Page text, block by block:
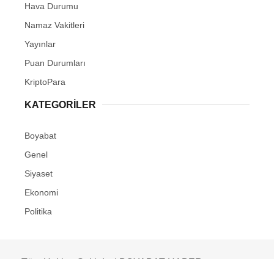
Hava Durumu
Namaz Vakitleri
Yayınlar
Puan Durumları
KriptoPara
KATEGORILER
Boyabat
Genel
Siyaset
Ekonomi
Politika